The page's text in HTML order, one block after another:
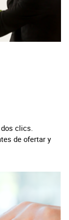
clics.
de ofertar y